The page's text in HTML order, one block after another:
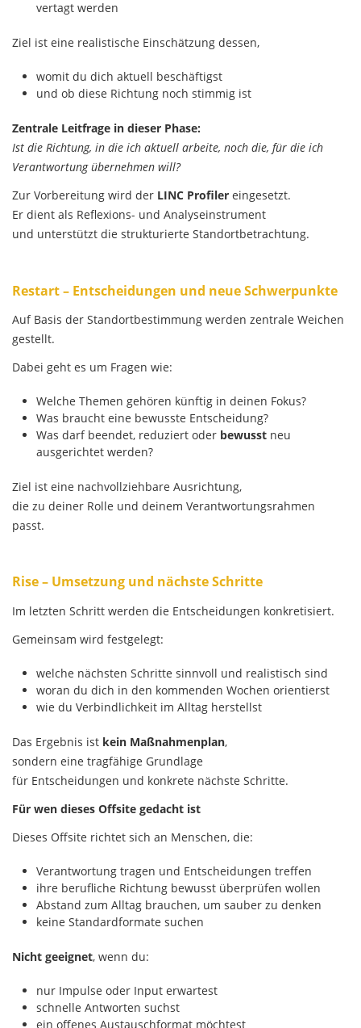
vertagt werden
Ziel ist eine realistische Einschätzung dessen,
womit du dich aktuell beschäftigst
und ob diese Richtung noch stimmig ist
Zentrale Leitfrage in dieser Phase:
Ist die Richtung, in die ich aktuell arbeite, noch die, für die ich
Verantwortung übernehmen will?
Zur Vorbereitung wird der LINC Profiler eingesetzt.
Er dient als Reflexions- und Analyseinstrument
und unterstützt die strukturierte Standortbetrachtung.
Restart – Entscheidungen und neue Schwerpunkte
Auf Basis der Standortbestimmung werden zentrale Weichen
gestellt.
Dabei geht es um Fragen wie:
Welche Themen gehören künftig in deinen Fokus?
Was braucht eine bewusste Entscheidung?
Was darf beendet, reduziert oder bewusst neu
ausgerichtet werden?
Ziel ist eine nachvollziehbare Ausrichtung,
die zu deiner Rolle und deinem Verantwortungsrahmen
passt.
Rise – Umsetzung und nächste Schritte
Im letzten Schritt werden die Entscheidungen konkretisiert.
Gemeinsam wird festgelegt:
welche nächsten Schritte sinnvoll und realistisch sind
woran du dich in den kommenden Wochen orientierst
wie du Verbindlichkeit im Alltag herstellst
Das Ergebnis ist kein Maßnahmenplan,
sondern eine tragfähige Grundlage
für Entscheidungen und konkrete nächste Schritte.
Für wen dieses Offsite gedacht ist
Dieses Offsite richtet sich an Menschen, die:
Verantwortung tragen und Entscheidungen treffen
ihre berufliche Richtung bewusst überprüfen wollen
Abstand zum Alltag brauchen, um sauber zu denken
keine Standardformate suchen
Nicht geeignet, wenn du:
nur Impulse oder Input erwartest
schnelle Antworten suchst
ein offenes Austauschformat möchtest